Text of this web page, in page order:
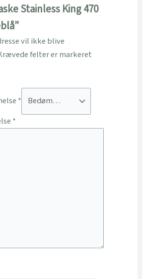
Stainless King 470
vil ikke blive
felter er markeret
*
*